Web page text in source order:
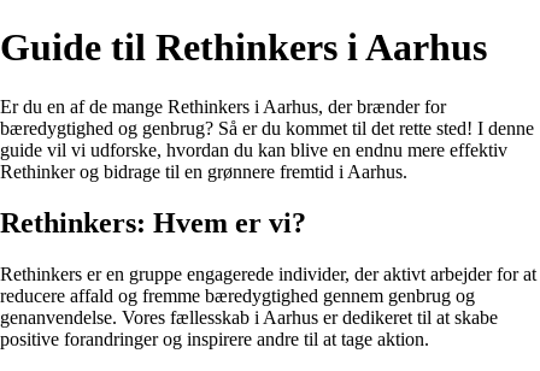
Guide til Rethinkers i Aarhus
Er du en af de mange Rethinkers i Aarhus, der brænder for
bæredygtighed og genbrug? Så er du kommet til det rette sted! I denne
guide vil vi udforske, hvordan du kan blive en endnu mere effektiv
Rethinker og bidrage til en grønnere fremtid i Aarhus.
Rethinkers: Hvem er vi?
Rethinkers er en gruppe engagerede individer, der aktivt arbejder for at
reducere affald og fremme bæredygtighed gennem genbrug og
genanvendelse. Vores fællesskab i Aarhus er dedikeret til at skabe
positive forandringer og inspirere andre til at tage aktion.